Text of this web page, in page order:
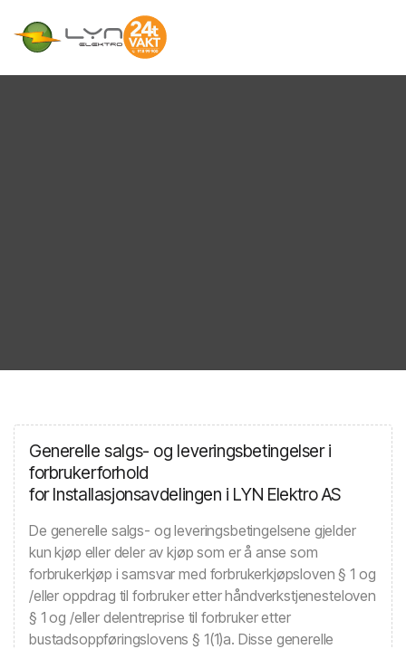
Generelle salgs- og leveringsbetingelser i
forbrukerforhold
for Installasjonsavdelingen i LYN Elektro AS
De generelle salgs- og leveringsbetingelsene gjelder
kun kjøp eller deler av kjøp som er å anse som
forbrukerkjøp i samsvar med forbrukerkjøpsloven § 1 og
/eller oppdrag til forbruker etter håndverkstjenesteloven
§ 1 og /eller delentreprise til forbruker etter
bustadsoppføringslovens § 1(1)a. Disse generelle